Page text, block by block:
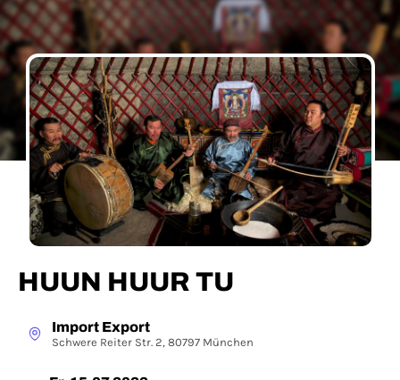
HUUN HUUR TU
Import Export
Schwere Reiter Str. 2, 80797 München